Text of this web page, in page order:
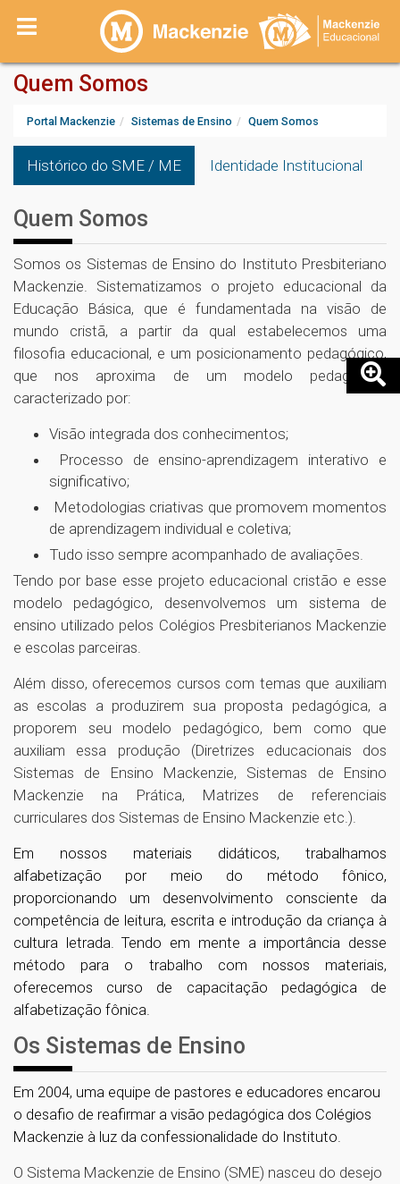
Quem Somos
Portal Mackenzie Sistemas de Ensino Quem Somos
Histórico do SME / ME Identidade Institucional
Quem Somos
Somos os Sistemas de Ensino do Instituto Presbiteriano
Mackenzie. Sistematizamos o projeto educacional da
Educação Básica, que é fundamentada na visão de
mundo cristã, a partir da qual estabelecemos uma
filosofia educacional, e um posicionamento pedagógico,
que nos aproxima de um modelo pedagógico
caracterizado por:
Visão integrada dos conhecimentos;
Processo de ensino-aprendizagem interativo e
significativo;
Metodologias criativas que promovem momentos
de aprendizagem individual e coletiva;
Tudo isso sempre acompanhado de avaliações.
Tendo por base esse projeto educacional cristão e esse
modelo pedagógico, desenvolvemos um sistema de
ensino utilizado pelos Colégios Presbiterianos Mackenzie
e escolas parceiras.
Além disso, oferecemos cursos com temas que auxiliam
as escolas a produzirem sua proposta pedagógica, a
proporem seu modelo pedagógico, bem como que
auxiliam essa produção (Diretrizes educacionais dos
Sistemas de Ensino Mackenzie, Sistemas de Ensino
Mackenzie na Prática, Matrizes de referenciais
curriculares dos Sistemas de Ensino Mackenzie etc.).
Em nossos materiais didáticos, trabalhamos
alfabetização por meio do método fônico,
proporcionando um desenvolvimento consciente da
competência de leitura, escrita e introdução da criança à
cultura letrada. Tendo em mente a importância desse
método para o trabalho com nossos materiais,
oferecemos curso de capacitação pedagógica de
alfabetização fônica.
Os Sistemas de Ensino
Em 2004, uma equipe de pastores e educadores encarou
o desafio de reafirmar a visão pedagógica dos Colégios
Mackenzie à luz da confessionalidade do Instituto.
O Sistema Mackenzie de Ensino (SME) nasceu do desejo